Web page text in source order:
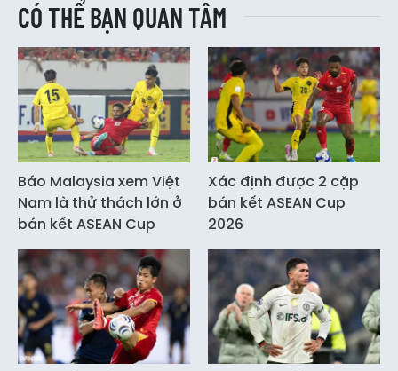
CÓ THỂ BẠN QUAN TÂM
Báo Malaysia xem Việt
Nam là thử thách lớn ở
bán kết ASEAN Cup
Xác định được 2 cặp
bán kết ASEAN Cup
2026